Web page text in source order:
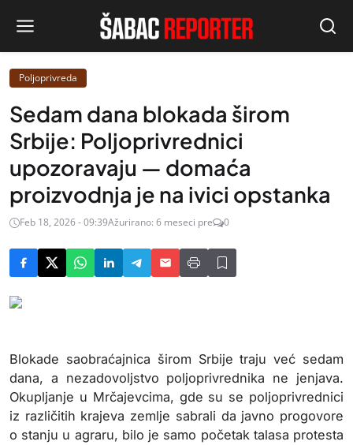
Poljoprivreda
Sedam dana blokada širom
Srbije: Poljoprivrednici
upozoravaju — domaća
proizvodnja je na ivici opstanka
Feb 18, 2026 - 09:39Ažurirano: 6 meseci pre 0
Blokade saobraćajnica širom Srbije traju već sedam
dana, a nezadovoljstvo poljoprivrednika ne jenjava.
Okupljanje u Mrčajevcima, gde su se poljoprivrednici
iz različitih krajeva zemlje sabrali da javno progovore
o stanju u agraru, bilo je samo početak talasa protesta